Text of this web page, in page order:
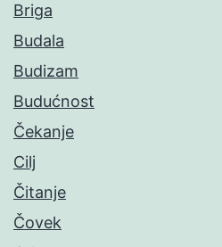
Briga
Budala
Budizam
Budućnost
Čekanje
Cilj
Čitanje
Čovek